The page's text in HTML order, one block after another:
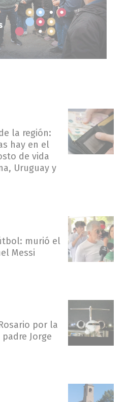
la región:
hay en el
de vida
Uruguay y
murió el
Messi
por la
Jorge